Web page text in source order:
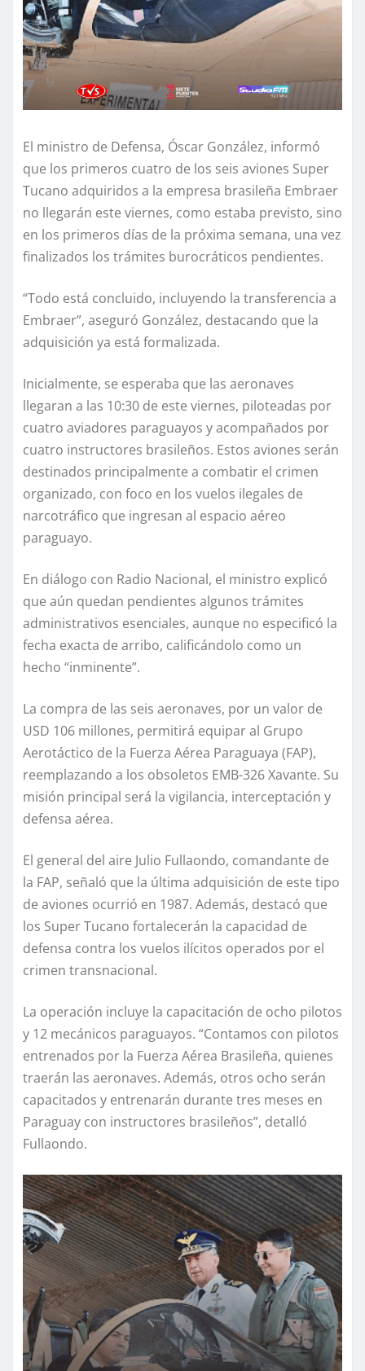
El ministro de Defensa, Óscar González, informó
que los primeros cuatro de los seis aviones Super
Tucano adquiridos a la empresa brasileña Embraer
no llegarán este viernes, como estaba previsto, sino
en los primeros días de la próxima semana, una vez
finalizados los trámites burocráticos pendientes.
“Todo está concluido, incluyendo la transferencia a
Embraer”, aseguró González, destacando que la
adquisición ya está formalizada.
Inicialmente, se esperaba que las aeronaves
llegaran a las 10:30 de este viernes, piloteadas por
cuatro aviadores paraguayos y acompañados por
cuatro instructores brasileños. Estos aviones serán
destinados principalmente a combatir el crimen
organizado, con foco en los vuelos ilegales de
narcotráfico que ingresan al espacio aéreo
paraguayo.
En diálogo con Radio Nacional, el ministro explicó
que aún quedan pendientes algunos trámites
administrativos esenciales, aunque no especificó la
fecha exacta de arribo, calificándolo como un
hecho “inminente”.
La compra de las seis aeronaves, por un valor de
USD 106 millones, permitirá equipar al Grupo
Aerotáctico de la Fuerza Aérea Paraguaya (FAP),
reemplazando a los obsoletos EMB-326 Xavante. Su
misión principal será la vigilancia, interceptación y
defensa aérea.
El general del aire Julio Fullaondo, comandante de
la FAP, señaló que la última adquisición de este tipo
de aviones ocurrió en 1987. Además, destacó que
los Super Tucano fortalecerán la capacidad de
defensa contra los vuelos ilícitos operados por el
crimen transnacional.
La operación incluye la capacitación de ocho pilotos
y 12 mecánicos paraguayos. “Contamos con pilotos
entrenados por la Fuerza Aérea Brasileña, quienes
traerán las aeronaves. Además, otros ocho serán
capacitados y entrenarán durante tres meses en
Paraguay con instructores brasileños”, detalló
Fullaondo.